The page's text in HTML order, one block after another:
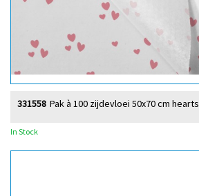
Pak à 100 zijdevloei 50x70 cm
331558
In Stock